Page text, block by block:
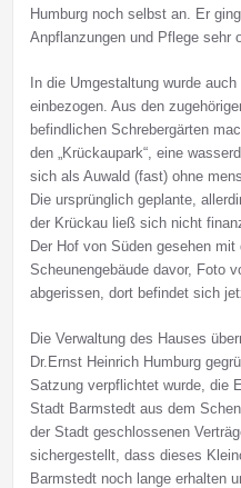
Humburg noch selbst an. Er
Anpflanzungen und Pflege sehr
In die Umgestaltung wurde
einbezogen. Aus den
befindlichen Schrebergärten
den „Krückaupark“, eine
sich als Auwald (fast) ohne
Die ursprünglich geplante,
der Krückau ließ sich nicht
Der Hof von Süden gesehen
Scheunengebäude davor, Foto
abgerissen, dort befindet sich
Die Verwaltung des Hauses
Dr.Ernst Heinrich Humburg
Satzung verpflichtet wurde, die
Stadt Barmstedt aus dem
der Stadt geschlossenen
sichergestellt, dass dieses
Barmstedt noch lange erhalten